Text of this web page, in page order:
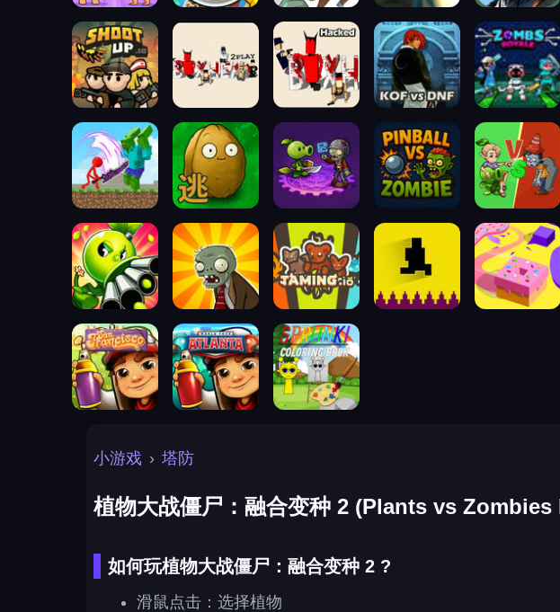
小游戏 › 塔防
植物大战僵尸：融合变种 2 (Plants vs
如何玩植物大战僵尸：融合变种 2 ?
滑鼠点击：选择植物